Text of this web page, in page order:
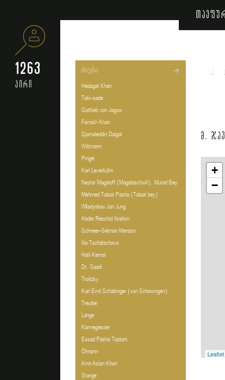
1263
პირი
Hedagat Khan
Taki-sade
Gottlieb von Jagow
Farrokh Khan
Djamaleddin Dalgat
Wittmann
Pingel
Karl Leverkühn
Nestor Magaloff (Magalaschwili). Murad Bey
Mehmed Talaat Pasha (Talaat bey)
Władysław Jan Jung
Abder Reschid Ibrahim
Schneer-Selman Menson
Ilia Tschatschava
Halil Kemal
Dr. Saadi
Troitzky
Karl Emil Schabinger (von Schowingen)
Treutler
Lange
Kannegiesser
Essad Pasha Toptani
Ölmann
Amir Aslan Khan
Stange
მ.
+
−
Leaflet